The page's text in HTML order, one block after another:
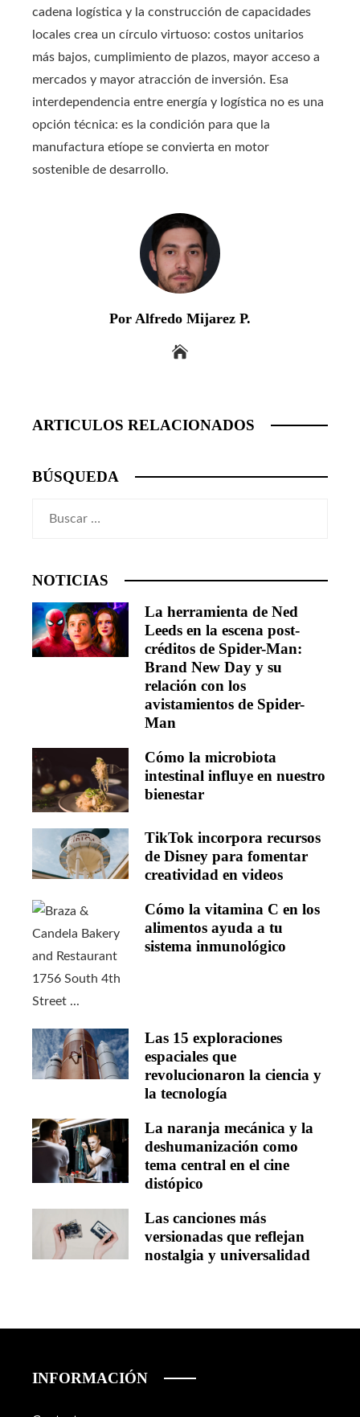
cadena logística y la construcción de capacidades
locales crea un círculo virtuoso: costos unitarios
más bajos, cumplimiento de plazos, mayor acceso a
mercados y mayor atracción de inversión. Esa
interdependencia entre energía y logística no es una
opción técnica: es la condición para que la
manufactura etíope se convierta en motor
sostenible de desarrollo.
Por Alfredo Mijarez P.
ARTICULOS RELACIONADOS
BÚSQUEDA
NOTICIAS
La herramienta de Ned
Leeds en la escena post-
créditos de Spider-Man:
Brand New Day y su
relación con los
avistamientos de Spider-
Man
Cómo la microbiota
intestinal influye en nuestro
bienestar
TikTok incorpora recursos
de Disney para fomentar
creatividad en videos
Cómo la vitamina C en los
alimentos ayuda a tu
sistema inmunológico
Las 15 exploraciones
espaciales que
revolucionaron la ciencia y
la tecnología
La naranja mecánica y la
deshumanización como
tema central en el cine
distópico
Las canciones más
versionadas que reflejan
nostalgia y universalidad
INFORMACIÓN